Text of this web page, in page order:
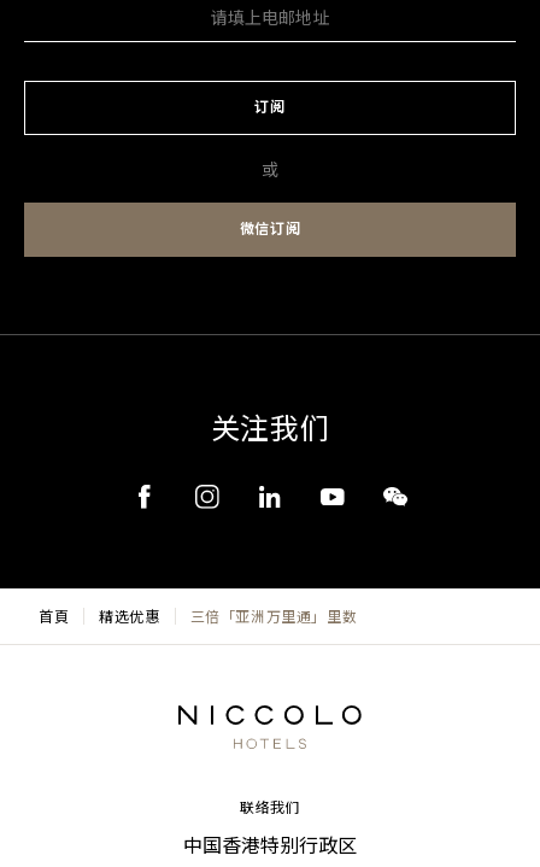
订阅
或
微信订阅
关注我们
首頁 精选优惠 三倍「亚洲万里通」里数
联络我们
中国香港特别行政区